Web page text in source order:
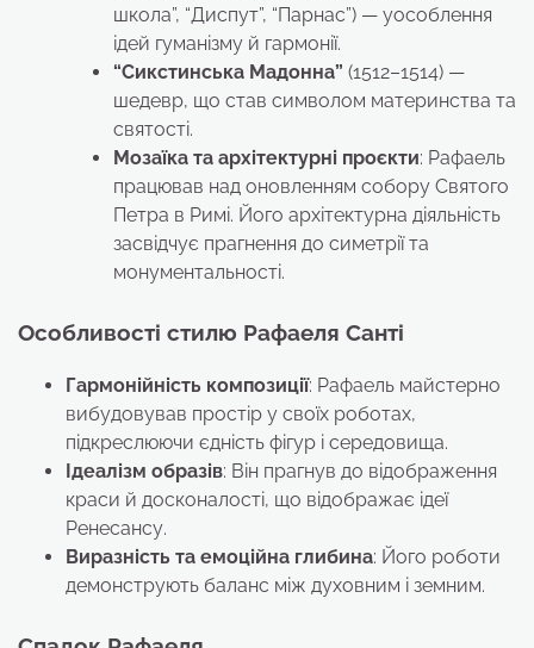
школа”, “Диспут”, “Парнас”) — уособлення
ідей гуманізму й гармонії.
“Сикстинська Мадонна” (1512–1514) —
шедевр, що став символом материнства та
святості.
Мозаїка та архітектурні проєкти: Рафаель
працював над оновленням собору Святого
Петра в Римі. Його архітектурна діяльність
засвідчує прагнення до симетрії та
монументальності.
Особливості стилю Рафаеля Санті
Гармонійність композиції: Рафаель майстерно
вибудовував простір у своїх роботах,
підкреслюючи єдність фігур і середовища.
Ідеалізм образів: Він прагнув до відображення
краси й досконалості, що відображає ідеї
Ренесансу.
Виразність та емоційна глибина: Його роботи
демонструють баланс між духовним і земним.